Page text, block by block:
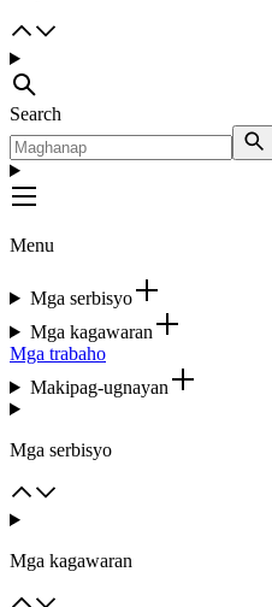
Search
Menu
Mga serbisyo
Mga kagawaran
Mga trabaho
Makipag-ugnayan
Mga serbisyo
Mga kagawaran